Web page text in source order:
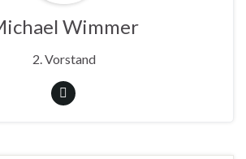
Wimmer
2. Vorstand